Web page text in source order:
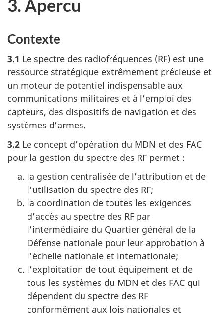
3. Apercu
Contexte
3.1 Le spectre des radiofréquences (RF) est une
ressource stratégique extrêmement précieuse et
un moteur de potentiel indispensable aux
communications militaires et à l’emploi des
capteurs, des dispositifs de navigation et des
systèmes d’armes.
3.2 Le concept d’opération du MDN et des FAC
pour la gestion du spectre des RF permet :
la gestion centralisée de l’attribution et de
l’utilisation du spectre des RF;
la coordination de toutes les exigences
d’accès au spectre des RF par
l’intermédiaire du Quartier général de la
Défense nationale pour leur approbation à
l’échelle nationale et internationale;
l’exploitation de tout équipement et de
tous les systèmes du MDN et des FAC qui
dépendent du spectre des RF
conformément aux lois nationales et